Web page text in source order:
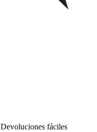
Devoluciones fáciles